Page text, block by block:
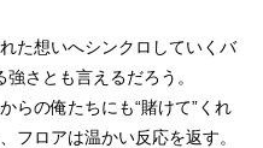
た想いへシンクロしていくバ
さとも言えるだろう。
らの俺たちにも“賭けて”くれ
フロアは温かい反応を返す。